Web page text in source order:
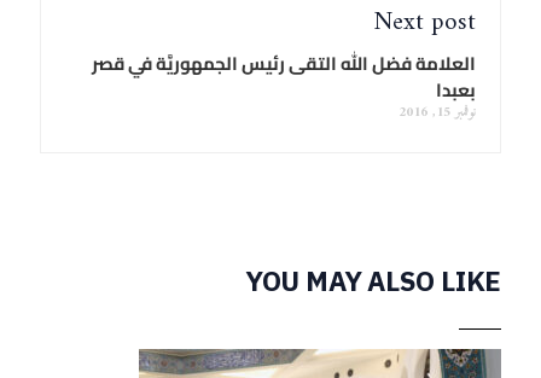
Next post
العلامة فضل الله التقى رئيس الجمهوريَّة في قصر
بعبدا
نوفمبر 15, 2016
YOU MAY ALSO LIKE